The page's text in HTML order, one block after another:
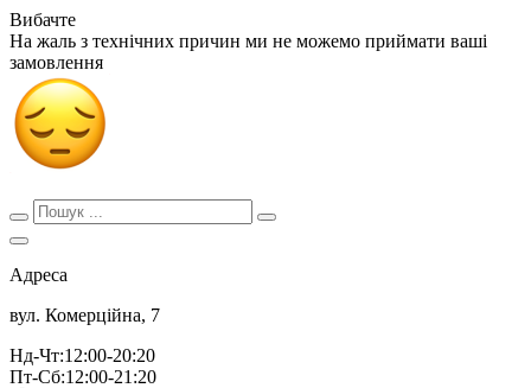
Вибачте
На жаль з технічних причин ми не можемо приймати ваші
замовлення
Адреса
вул. Комерційна, 7
Нд-Чт:12:00-20:20
Пт-Сб:12:00-21:20